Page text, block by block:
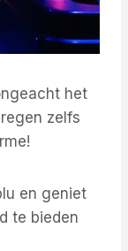
het
zelfs
en geniet
te bieden